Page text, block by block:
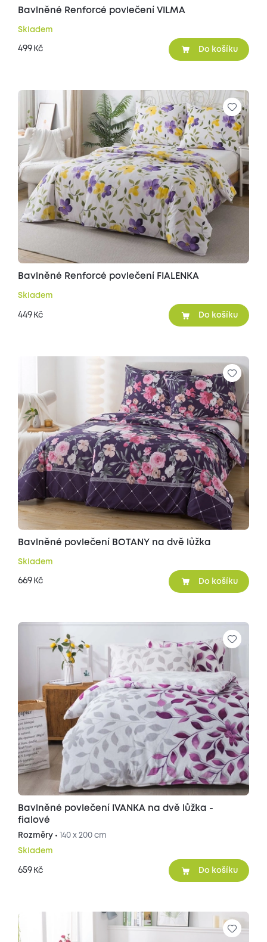
Bavlněné Renforcé povlečení VILMA
Skladem
499 Kč Do košíku
Bavlněné Renforcé povlečení FIALENKA
Skladem
449 Kč Do košíku
Bavlněné povlečení BOTANY na dvě lůžka
Skladem
669 Kč Do košíku
Bavlněné povlečení IVANKA na dvě lůžka -
fialové
Rozměry • 140 x 200 cm
Skladem
659 Kč Do košíku